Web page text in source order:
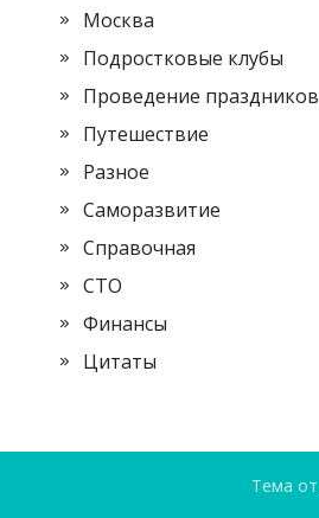
Москва
Подростковые клубы
Проведение праздников
Путешествие
Разное
Саморазвитие
Справочная
СТО
Финансы
Цитаты
Тема от